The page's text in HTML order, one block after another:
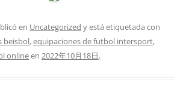
en Uncategorized y está etiquetada con
beisbol,equipaciones de futbol intersport,
onlineen 2022年10月18日.